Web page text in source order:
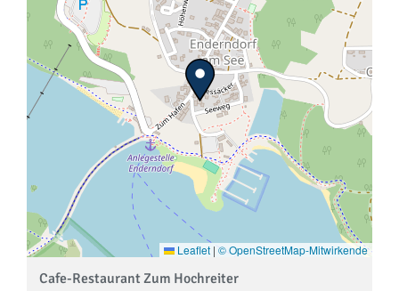
Leaflet | © OpenStreetMap-Mitwirkende
Cafe-Restaurant Zum Hochreiter